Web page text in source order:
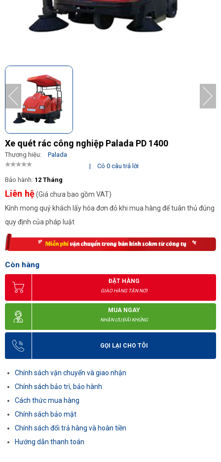
Xe quét rác công nghiệp Palada PD 1400
Thương hiệu:
Palada
|
Có 0 câu trả lời
Bảo hành: 12 Tháng
Liên hệ(Giá chưa bao gồm VAT)
Kính mong quý khách lấy hóa đơn đỏ khi mua hàng để tuân thủ đúng
quy định của pháp luật
Còn hàng
ĐẶT HÀNG
GIAO HÀNG TẬN NƠI
MUA NGAY
NHẬN ƯU ĐÃI KHỦNG
GỌI LẠI CHO TÔI
Chính sách vận chuyển và giao nhận
Chính sách bảo trì, bảo hành
Cách thức mua hàng
Chính sách bảo mật
Chính sách đổi trả hàng và hoàn tiền
Hướng dẫn thanh toán